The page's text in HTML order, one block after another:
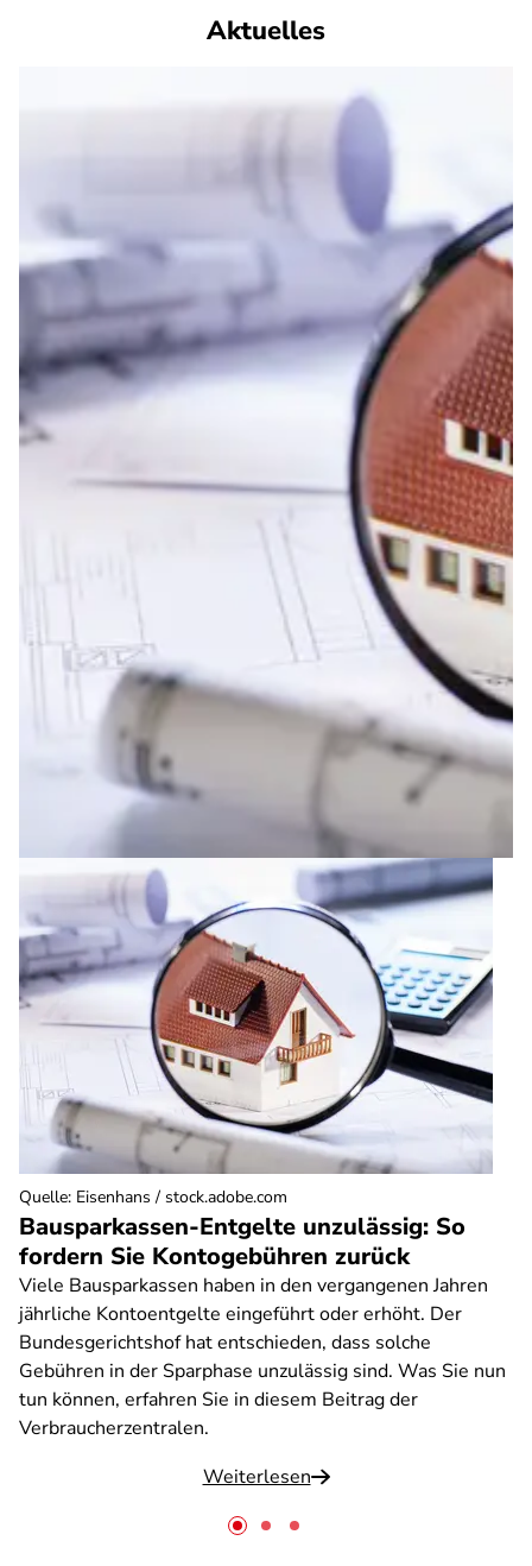
Aktuelles
Bausparkassen-Entgelte unzulässig: So
fordern Sie Kontogebühren zurück
Viele Bausparkassen haben in den vergangenen Jahren
jährliche Kontoentgelte eingeführt oder erhöht. Der
Bundesgerichtshof hat entschieden, dass solche
Gebühren in der Sparphase unzulässig sind. Was Sie nun
tun können, erfahren Sie in diesem Beitrag der
Verbraucherzentralen.
Weiterlesen
Quelle: Eisenhans / stock.adobe.com